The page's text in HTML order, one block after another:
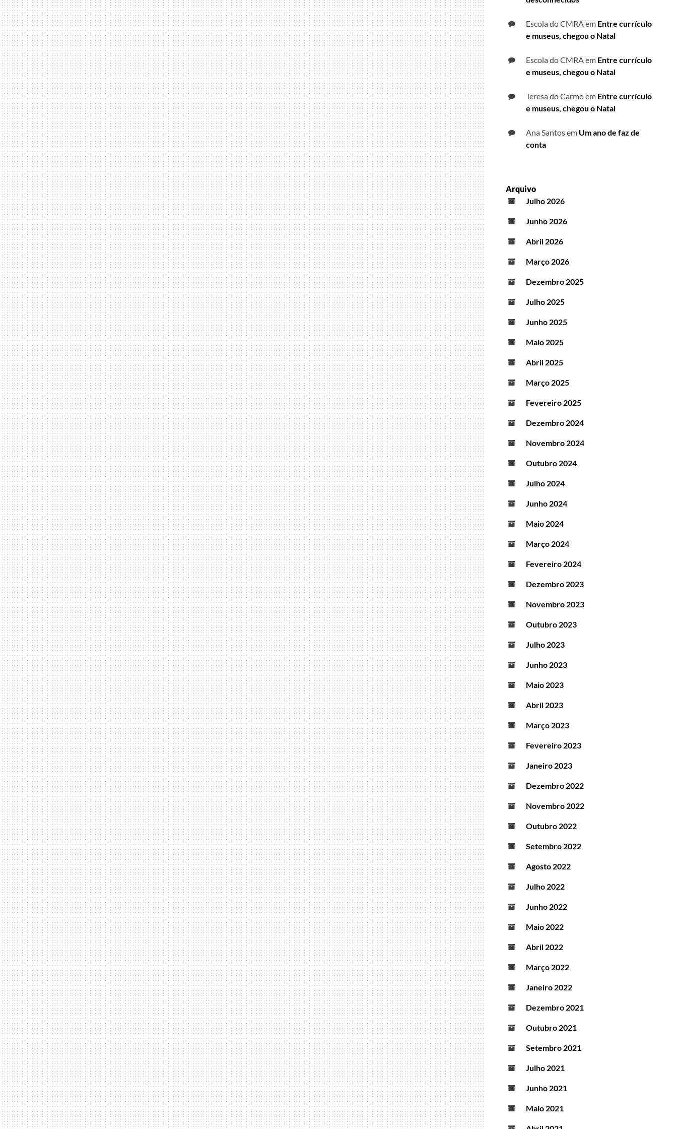
Escola do CMRAem Entre currículo
e museus, chegou o Natal
Escola do CMRAem Entre currículo
e museus, chegou o Natal
Teresa do Carmoem Entre currículo
e museus, chegou o Natal
Ana Santosem Um ano de faz de
conta
Arquivo
Julho 2026
Junho 2026
Abril 2026
Março 2026
Dezembro 2025
Julho 2025
Junho 2025
Maio 2025
Abril 2025
Março 2025
Fevereiro 2025
Dezembro 2024
Novembro 2024
Outubro 2024
Julho 2024
Junho 2024
Maio 2024
Março 2024
Fevereiro 2024
Dezembro 2023
Novembro 2023
Outubro 2023
Julho 2023
Junho 2023
Maio 2023
Abril 2023
Março 2023
Fevereiro 2023
Janeiro 2023
Dezembro 2022
Novembro 2022
Outubro 2022
Setembro 2022
Agosto 2022
Julho 2022
Junho 2022
Maio 2022
Abril 2022
Março 2022
Janeiro 2022
Dezembro 2021
Outubro 2021
Setembro 2021
Julho 2021
Junho 2021
Maio 2021